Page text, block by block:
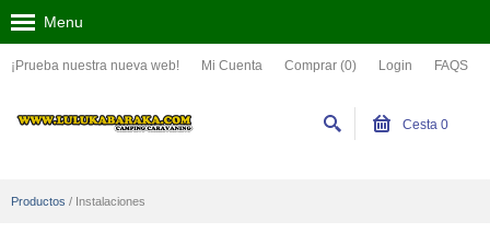
¡Prueba nuestra nueva web! Mi Cuenta Comprar (0) Login FAQS
Menu
Cesta 0
Productos / Instalaciones